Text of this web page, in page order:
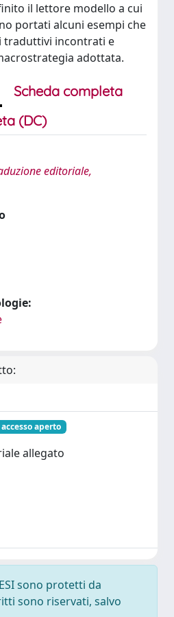
il lettore modello a cui
portati alcuni esempi che
traduttivi incontrati e
adottata.
Scheda completa
(DC)
editoriale,
accesso aperto
allegato
sono protetti da
sono riservati, salvo